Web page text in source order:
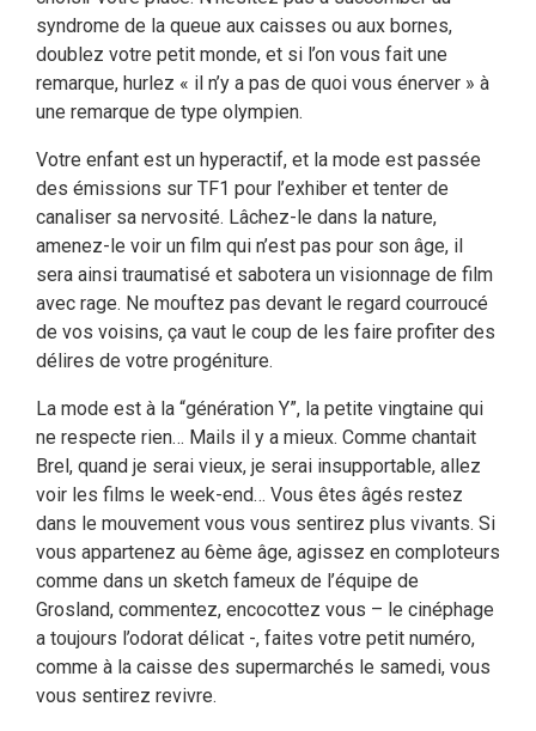
syndrome de la queue aux caisses ou aux bornes,
doublez votre petit monde, et si l’on vous fait une
remarque, hurlez « il n’y a pas de quoi vous énerver » à
une remarque de type olympien.
Votre enfant est un hyperactif, et la mode est passée
des émissions sur TF1 pour l’exhiber et tenter de
canaliser sa nervosité. Lâchez-le dans la nature,
amenez-le voir un film qui n’est pas pour son âge, il
sera ainsi traumatisé et sabotera un visionnage de film
avec rage. Ne mouftez pas devant le regard courroucé
de vos voisins, ça vaut le coup de les faire profiter des
délires de votre progéniture.
La mode est à la “génération Y”, la petite vingtaine qui
ne respecte rien… Mails il y a mieux. Comme chantait
Brel, quand je serai vieux, je serai insupportable, allez
voir les films le week-end… Vous êtes âgés restez
dans le mouvement vous vous sentirez plus vivants. Si
vous appartenez au 6ème âge, agissez en comploteurs
comme dans un sketch fameux de l’équipe de
Grosland, commentez, encocottez vous – le cinéphage
a toujours l’odorat délicat -, faites votre petit numéro,
comme à la caisse des supermarchés le samedi, vous
vous sentirez revivre.